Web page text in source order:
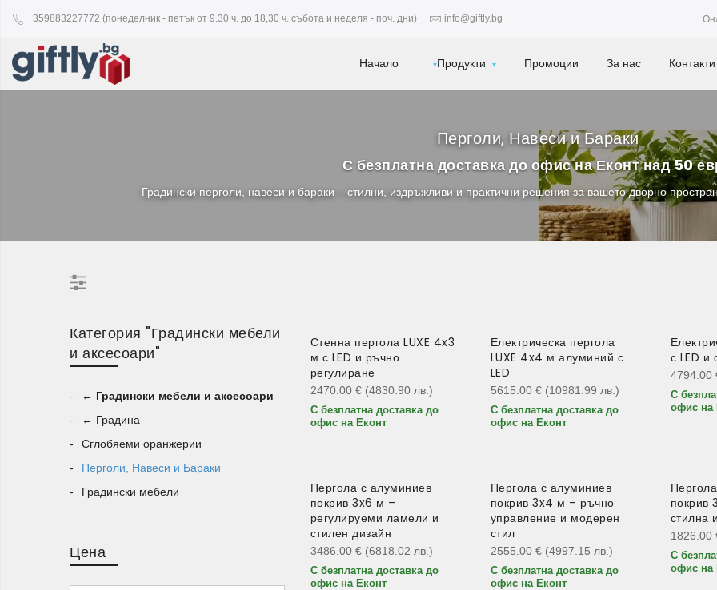
+359883227772 (понеделник - петък от 9.30 ч. до 18,30 ч. събота и неделя - поч. дни) info@giftly.bg
Начало Продукти Промоции За нас Контакти
Перголи, Навеси и Бараки
С безплатна доставка до офис на Еконт над 50
Градински перголи, навеси и бараки – стилни, издръжливи и практични решения за вашето дворно
Стенна пергола LUXE 4x3
м с LED и ръчно
регулиране
2470.00 € (4830.90 лв. )
С безплатна доставка до
офис на Еконт
Електрическа пергола
LUXE 4x4 м алуминий с
LED
5615.00 € (10981.99 лв. )
С безплатна доставка до
офис на Еконт
с LED и
4794.00
С
офис на
Пергола с алуминиев
покрив 3x6 м –
регулируеми ламели и
стилен дизайн
3486.00 € (6818.02 лв. )
С безплатна доставка до
офис на Еконт
Пергола с алуминиев
покрив 3x4 м – ръчно
управление и модерен
стил
2555.00 € (4997.15 лв. )
С безплатна доставка до
офис на Еконт
покрив
стилна
1826.00
С
офис на
Категория "Градински мебели
и аксесоари"
← Градински мебели и аксесоари
← Градина
Сглобяеми оранжерии
Перголи, Навеси и Бараки
Градински мебели
Цена